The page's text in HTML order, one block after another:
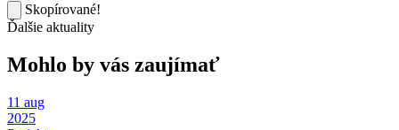
Skopírované!
Ďalšie aktuality
Mohlo by vás zaujímať
11 aug
2025